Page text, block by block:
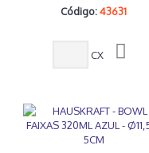
Código: 43631
CX